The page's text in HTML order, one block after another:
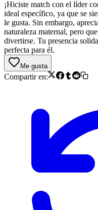
¡Hiciste match con el líder
ideal específico, ya que se
le gusta. Sin embargo,
naturaleza maternal, pero
divertirse. Tu presencia
perfecta para él.
Me gusta
Compartir en: